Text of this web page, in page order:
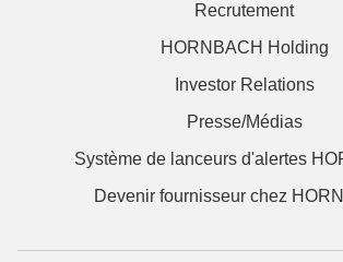
Recrutement
HORNBACH Holding
Investor Relations
Presse/Médias
Système de lanceurs d'alertes
Devenir fournisseur chez